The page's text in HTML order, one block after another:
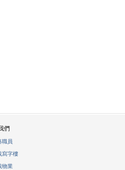
們
職員
寫字樓
物業